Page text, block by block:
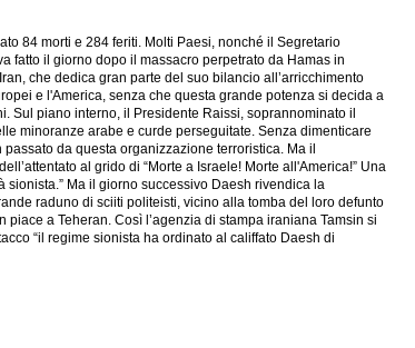
84 morti e 284 feriti. Molti Paesi, nonché il Segretario
fatto il giorno dopo il massacro perpetrato da Hamas in
che dedica gran parte del suo bilancio all’arricchimento
e l'America, senza che questa grande potenza si decida a
Sul piano interno, il Presidente Raissi, soprannominato il
minoranze arabe e curde perseguitate. Senza dimenticare
da questa organizzazione terroristica. Ma il
al grido di “Morte a Israele! Morte all'America!” Una
Ma il giorno successivo Daesh rivendica la
raduno di sciiti politeisti, vicino alla tomba del loro defunto
a Teheran. Così l’agenzia di stampa iraniana Tamsin si
“il regime sionista ha ordinato al califfato Daesh di